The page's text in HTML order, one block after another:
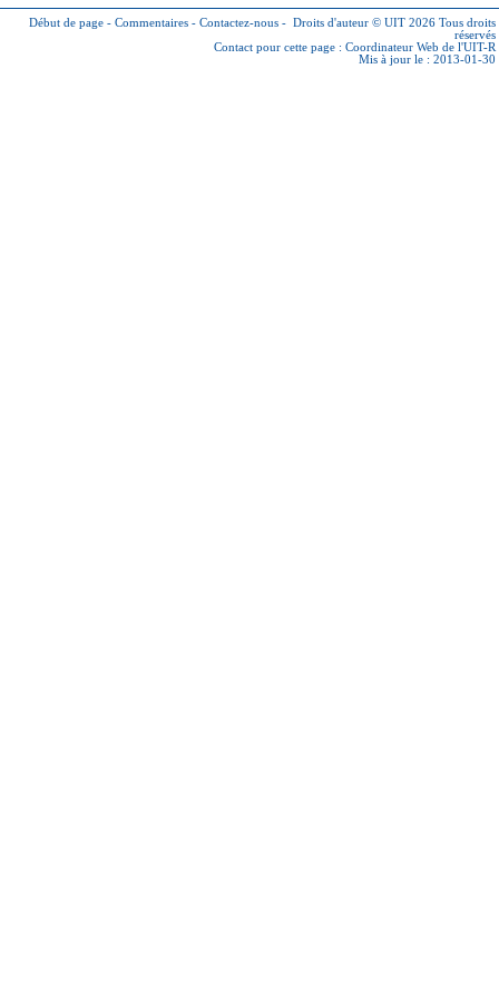
Début de page - Commentaires - Contactez-nous - Droits d'auteur © UIT 2026 Tous droits
réservés
Contact pour cette page : Coordinateur Web de l'UIT-R
Mis à jour le : 2013-01-30